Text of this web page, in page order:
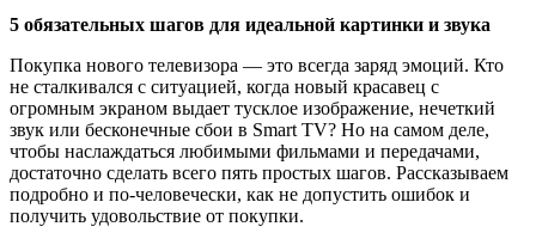
5 обязательных шагов для идеальной картинки и звука
Покупка нового телевизора — это всегда заряд эмоций. Кто
не сталкивался с ситуацией, когда новый красавец с
огромным экраном выдает тусклое изображение, нечеткий
звук или бесконечные сбои в Smart TV? Но на самом деле,
чтобы наслаждаться любимыми фильмами и передачами,
достаточно сделать всего пять простых шагов. Рассказываем
подробно и по-человечески, как не допустить ошибок и
получить удовольствие от покупки.